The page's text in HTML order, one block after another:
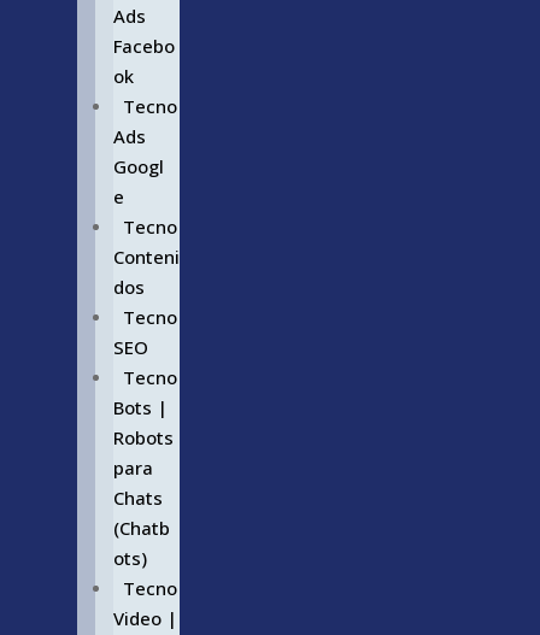
Ads
Facebo
ok
Tecno
Ads
Googl
e
Tecno
Conteni
dos
Tecno
SEO
Tecno
Bots |
Robots
para
Chats
(Chatb
ots)
Tecno
Video |